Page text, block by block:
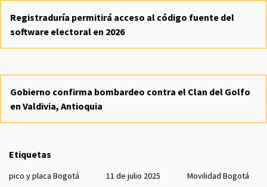
Registraduría permitirá acceso al código fuente del
software electoral en 2026
Gobierno confirma bombardeo contra el Clan del Golfo
en Valdivia, Antioquia
Etiquetas
pico y placa Bogotá 11 de julio 2025
Movilidad Bogotá